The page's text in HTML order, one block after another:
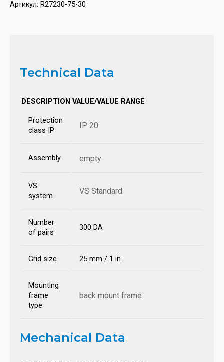
Артикул: R27230-75-30
Technical Data
DESCRIPTION VALUE/VALUE RANGE
Protection
class IP
IP 20
Assembly empty
VS
system
VS Standard
Number
of pairs
300 DA
Grid size 25 mm / 1 in
Mounting
frame
type
back mount frame
Mechanical Data